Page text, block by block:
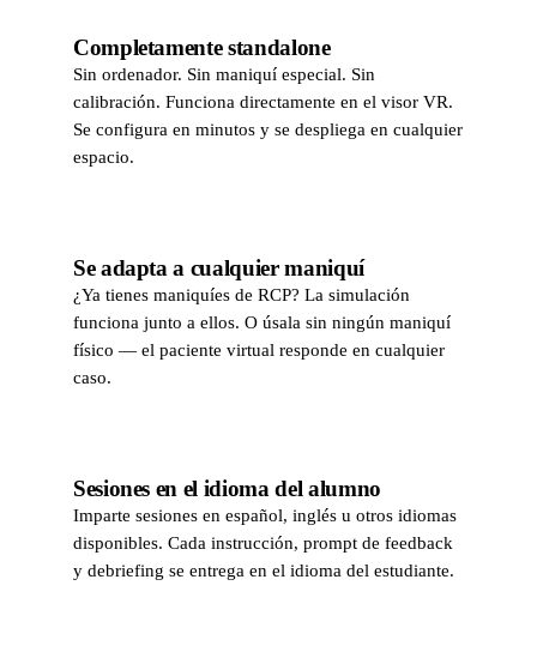
Completamente standalone
Sin ordenador. Sin maniquí especial. Sin
calibración. Funciona directamente en el visor VR.
Se configura en minutos y se despliega en cualquier
espacio.
Se adapta a cualquier maniquí
¿Ya tienes maniquíes de RCP? La simulación
funciona junto a ellos. O úsala sin ningún maniquí
físico — el paciente virtual responde en cualquier
caso.
Sesiones en el idioma del alumno
Imparte sesiones en español, inglés u otros idiomas
disponibles. Cada instrucción, prompt de feedback
y debriefing se entrega en el idioma del estudiante.